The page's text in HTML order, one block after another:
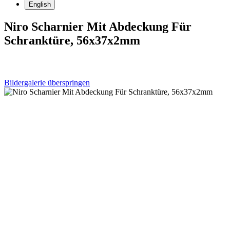
English
Niro Scharnier Mit Abdeckung Für
Schranktüre, 56x37x2mm
Bildergalerie überspringen